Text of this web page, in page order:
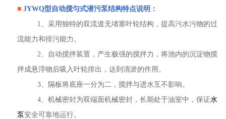
■ JYWQ型 自动搅匀式潜污泵结构特点说明：
1、采用独特的双流道无堵塞叶轮结构，提高污水污物的过
流能力和排污能力。
2、自动搅拌装置，产生极强的搅拌力，将池内的沉淀物搅
拌成悬浮物后吸入叶轮排出，达到清淤的作用。
3、隔板将底座一分为二，搅拌与进水互不影响。
4、机械密封为双端面机械密封，长期处于油室中，保证水
泵安全可靠地运行。